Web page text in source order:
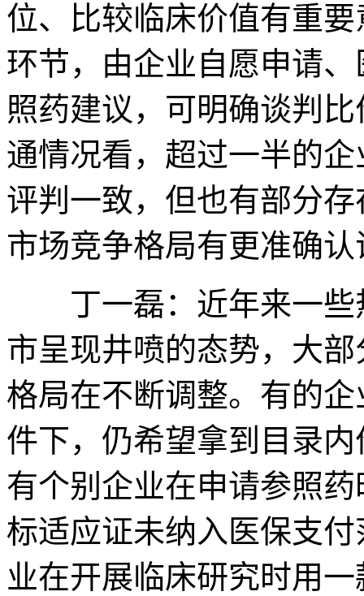
位、比较临床价值有重
环节，由企业自愿申请
照药建议，可明确谈判
通情况看，超过一半的
评判一致，但也有部分
市场竞争格局有更准确认
丁一磊：近年来一些
市呈现井喷的态势，大
格局在不断调整。有的
件下，仍希望拿到目录
有个别企业在申请参照
标适应证未纳入医保支
业在开展临床研究时用